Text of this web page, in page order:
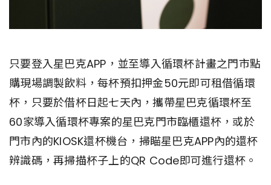
只要登入星巴克APP，並至導入循環杯計畫之門市點
購現場調製飲料，每杯預扣押金50元即可租借循環
杯，只要於借杯日起七天內，攜帶星巴克循環杯至
60家導入循環杯專案的星巴克門市臨櫃還杯，或於
門市內的KIOSK還杯機台，掃瞄星巴克APP內的還杯
辨識碼，再掃描杯子上的QR Code即可進行還杯。